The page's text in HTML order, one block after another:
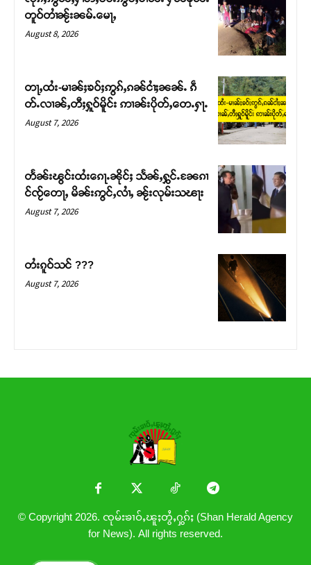
တႃႇႁႂ်ႈသဵင်ၵၢင်ၸႂ်ၵူၼ်းမိူင်း ၵူႈတီႈၵူႈလႅၼ်ပေႃးတေၸွ
တ်ႇ တူဝ်ႈလုမ်ႈၾႃႉၼၼ်ႉ ၶဝ်ႈႁူမ်ႈၵမ်ႉထႅမ် ၸုမ်းၶၢ
ဝ်ႇၽူႈတွႆႇႁွၵ်ႈ လႆႈယူႇၶႃႈဢေႃႈ။
တူဝ်တၢႆၼႂ်းၼမ်ႉမေႃႇ
August 8, 2026
တႃႇထႆး-မၢၼ်ႈၶဝ်ႈဢွၵ်ႇၵၼ်ငၢႆႈၼၼ်ႉ ၵဵ
တ်ႉလၢၼ်ႇတီႈႁူဝ်မိူင်း ဢၢၼ်းပိုတ်ႇတေႉႁႃႉ
August 7, 2026
တႅၼ်းၽွင်းထႆးၵေႃႉၼိုင်ႈ သႅၼ်ႇႁွင်ႉၼႄၵၢ
င်ၸႂ်တေႃႇ မိၼ်းဢွင်ႇလၢႆႇ ၼႂ်းလုမ်းသၽႃး
August 7, 2026
တႆးၵူဝ်သင် ???
August 7, 2026
© Copyright 2026. ၸုမ်းၶၢဝ်ႇၽူႈတွႆႇႁွၵ်ႈ (Shan Herald Agency
for News). All rights reserved.